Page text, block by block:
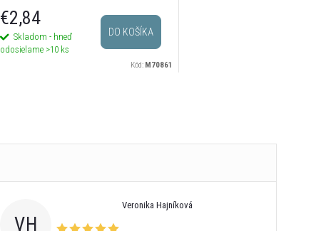
€2,84
Skladom - hneď
odosielame >10 ks
DO KOŠÍKA
Kód: M70861
VH
Veronika Hajníková